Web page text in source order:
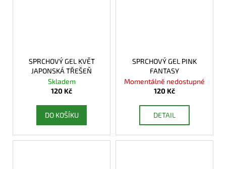
SPRCHOVÝ GEL KVĚT
JAPONSKÁ TŘEŠEŇ
Skladem
120 Kč
DO KOŠÍKU
SPRCHOVÝ GEL PINK
FANTASY
Momentálně nedostupné
120 Kč
DETAIL